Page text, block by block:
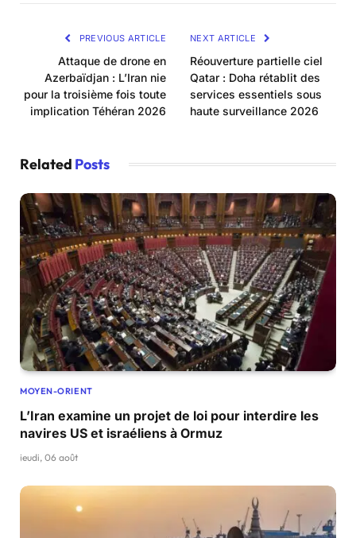
PREVIOUS ARTICLE
Attaque de drone en
Azerbaïdjan : L’Iran nie
pour la troisième fois toute
implication Téhéran 2026
NEXT ARTICLE
Réouverture partielle ciel
Qatar : Doha rétablit des
services essentiels sous
haute surveillance 2026
Related Posts
MOYEN-ORIENT
L’Iran examine un projet de loi pour interdire les
navires US et israéliens à Ormuz
jeudi, 06 août